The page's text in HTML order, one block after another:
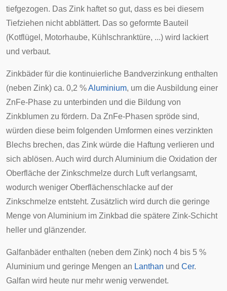
tiefgezogen. Das Zink haftet so gut, dass es bei diesem
Tiefziehen nicht abblättert. Das so geformte Bauteil
(Kotflügel, Motorhaube, Kühlschranktüre, ...) wird lackiert
und verbaut.
Zinkbäder für die kontinuierliche Bandverzinkung enthalten
(neben Zink) ca. 0,2 %Aluminium, um die Ausbildung einer
ZnFe-Phase zu unterbinden und die Bildung von
Zinkblumen zu fördern. Da ZnFe-Phasen spröde sind,
würden diese beim folgenden Umformen eines verzinkten
Blechs brechen, das Zink würde die Haftung verlieren und
sich ablösen. Auch wird durch Aluminium die Oxidation der
Oberfläche der Zinkschmelze durch Luft verlangsamt,
wodurch weniger Oberflächenschlacke auf der
Zinkschmelze entsteht. Zusätzlich wird durch die geringe
Menge von Aluminium im Zinkbad die spätere Zink-Schicht
heller und glänzender.
Galfanbäder enthalten (neben dem Zink) noch 4 bis 5 %
Aluminium und geringe Mengen an Lanthan und Cer.
Galfan wird heute nur mehr wenig verwendet.